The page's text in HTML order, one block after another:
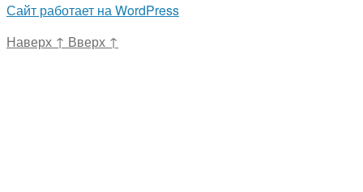
Сайт работает на WordPress
Наверх ↑ Вверх ↑